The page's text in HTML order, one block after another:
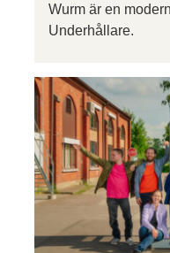
Wurm är en
Underhållare.